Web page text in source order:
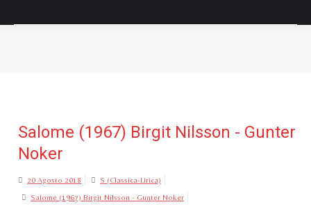
Salome (1967) Birgit Nilsson - Gunter
Noker
20 Agosto 2018 S (Classica-Lirica)
Salome (1967) Birgit Nilsson - Gunter Noker